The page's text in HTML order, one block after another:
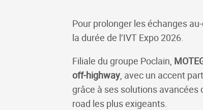
Pour prolonger les échanges
la durée de l’IVT Expo 2026.
Filiale du groupe Poclain,
off-highway, avec un accent
grâce à ses solutions
road les plus exigeants.